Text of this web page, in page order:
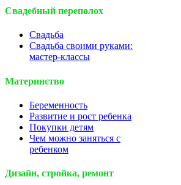
Свадебный переполох
Свадьба
Свадьба своими руками:
мастер-классы
Материнство
Беременность
Развитие и рост ребенка
Покупки детям
Чем можно заняться с
ребенком
Дизайн, стройка, ремонт